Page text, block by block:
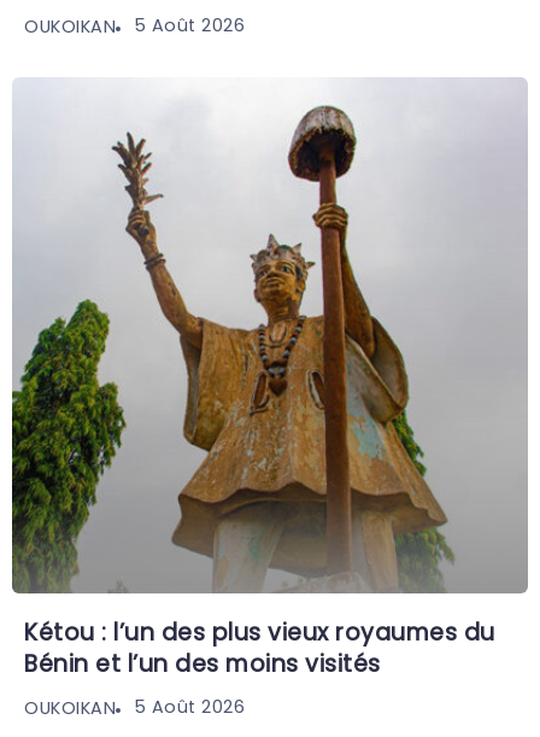
OUKOIKAN 5 Août 2026
Kétou : l’un des plus vieux royaumes du
Bénin et l’un des moins visités
OUKOIKAN 5 Août 2026